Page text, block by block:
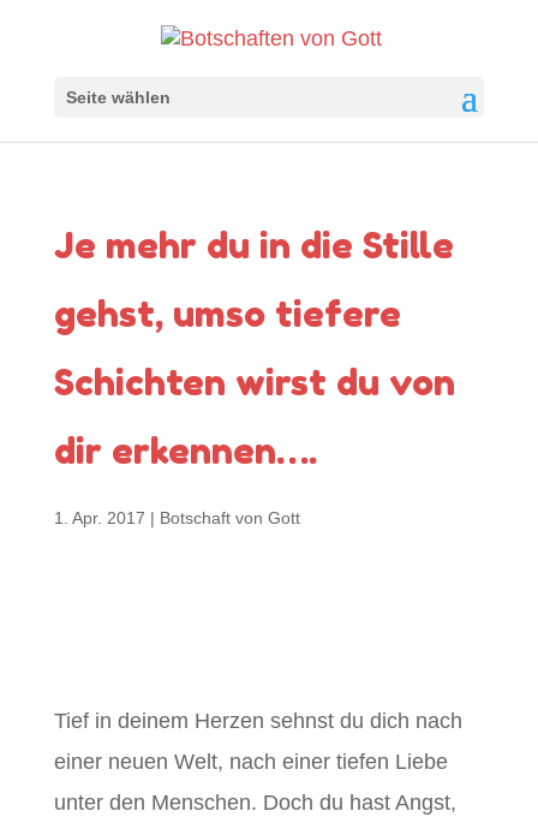
Seite wählen
Je mehr du in die Stille
gehst, umso tiefere
Schichten wirst du von
dir erkennen….
1. Apr. 2017 | Botschaft von Gott
Tief in deinem Herzen sehnst du dich nach
einer neuen Welt, nach einer tiefen Liebe
unter den Menschen. Doch du hast Angst,